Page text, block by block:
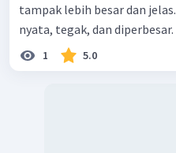
tampak lebih besar dan jelas. SEBAB Sifat bayangan lup
nyata, tegak, dan diperbesar.
1 5.0